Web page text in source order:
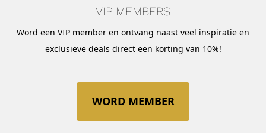
VIP MEMBERS
Word een VIP member en ontvang naast veel inspiratie en
exclusieve deals direct een korting van 10%!
WORD MEMBER